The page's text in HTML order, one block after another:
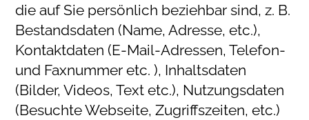
die auf Sie persönlich beziehbar sind, z. B.
Bestandsdaten (Name, Adresse, etc.),
Kontaktdaten (E-Mail-Adressen, Telefon-
und Faxnummer etc. ), Inhaltsdaten
(Bilder, Videos, Text etc.), Nutzungsdaten
(Besuchte Webseite, Zugriffszeiten, etc.)